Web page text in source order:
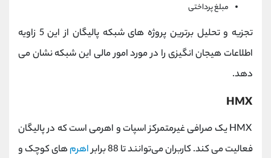
مبلغ پرداختی
تجزیه و تحلیل برترین پروژه های شبکه پالیگان از این 5 زاویه
اطلاعات هیجان انگیزی را در مورد امور مالی این شبکه نشان می
دهد.
HMX
HMX یک صرافی غیرمتمرکز اسپات و اهرمی است که در پالیگان
فعالیت می کند. کاربران می‌توانند تا 88 برابر
اهرمهای کوچک و